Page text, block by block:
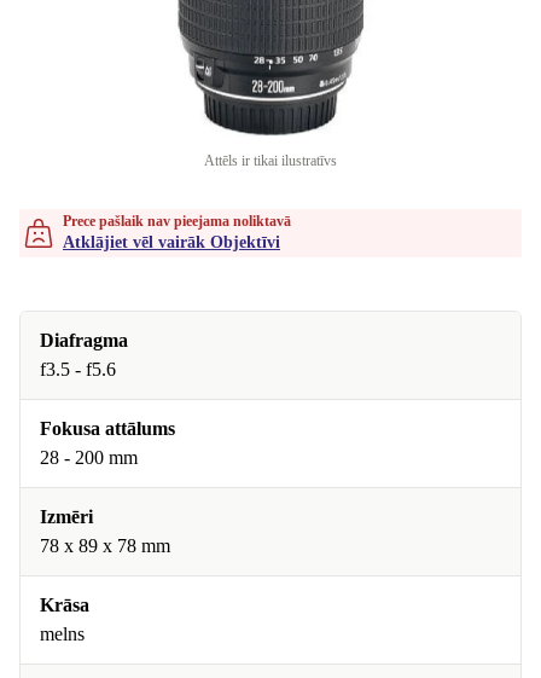
Attēls ir tikai ilustratīvs
Prece pašlaik nav pieejama noliktavā
Atklājiet vēl vairāk Objektīvi
Diafragma
f3.5 - f5.6
Fokusa attālums
28 - 200 mm
Izmēri
78 x 89 x 78 mm
Krāsa
melns